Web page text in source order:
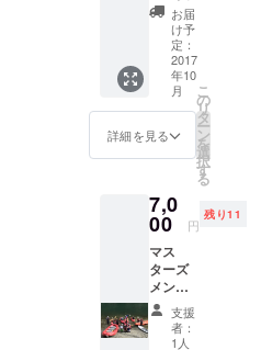
入れており
０月２
１日
（土）
午前9
時〜11
時 定
員15名
１０月
時〜11
時 定
員15名
会場
は 水
遊び！
ガルバ
ンゾに
て行い
う！堂
床〜川
口まで
下りま
す。 写
真は昨
年のリ
ターン
イベン
トの写
す。 １
０月１
５日
（日）
1０時集
合→13
時解散
集合
川口駐
お届
け予
定：
2017
年10
月
詳細を見る
こ
の
リ
タ
ー
ン
を
選
択
す
る
7,0
00 円
残り11
マス
ターズ
メン
バーと
小歩危
を下ろ
支援
者：
1人